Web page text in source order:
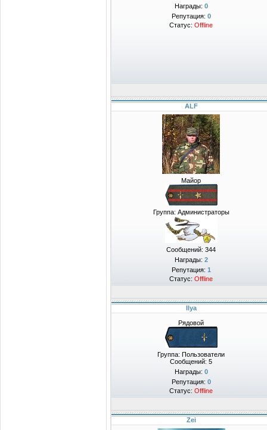
Награды: 0
Репутация: 0
Статус: Offline
ALF
Майор
Группа: Администраторы
Сообщений: 344
Награды: 2
Репутация: 1
Статус: Offline
Ilya
Рядовой
Группа: Пользователи
Сообщений: 5
Награды: 0
Репутация: 0
Статус: Offline
Zei